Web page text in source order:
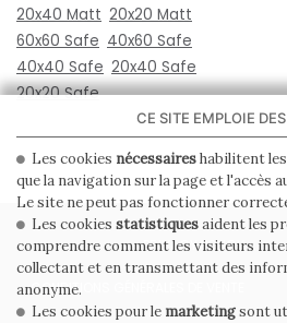
20x40 Matt 20x20 Matt
60x60 Safe 40x60 Safe
40x40 Safe 20x40 Safe
20x20 Safe
PRIVACY POLICY
CONDITIONS GÉNÉRALES DE VENTE
CE SITE EMPLOIE
Les cookies nécessaireshabilitent
que la navigation sur la page et l'accès
Le site ne peut pas fonctionner
Les cookies statistiquesaident les
comprendre comment les visiteurs
collectant et en transmettant des
anonyme.
Les cookies pour le marketingsont